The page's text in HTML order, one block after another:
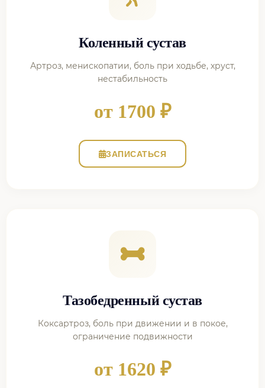
Коленный сустав
Артроз, менископатии, боль при ходьбе, хруст,
нестабильность
от 1700 ₽
ЗАПИСАТЬСЯ
Тазобедренный сустав
Коксартроз, боль при движении и в покое,
ограничение подвижности
от 1620 ₽